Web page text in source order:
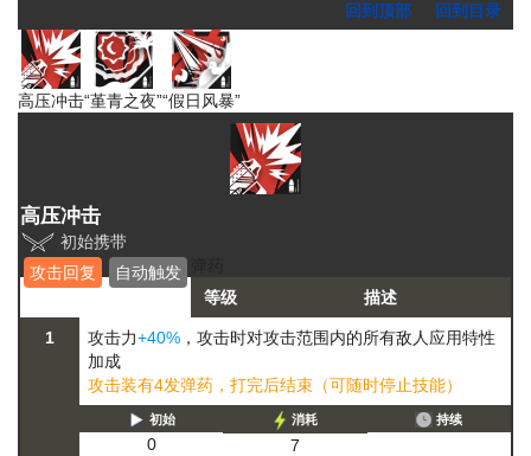
回到顶部 回到目录
高压冲击“堇青之夜”“假日风暴”
高压冲击
初始携带
攻击回复
自动触发
等级
描述
1 攻击力+40% ，攻击时对攻击范围内的所有敌人应用特性
加成
攻击装有4发弹药，打完后结束（可随时停止技能）
初始
0
消耗
7
持续